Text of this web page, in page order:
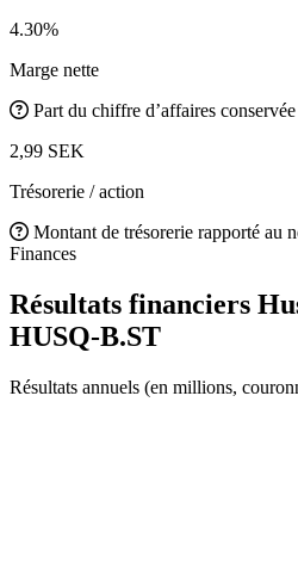
4.30%
Marge nette
Part du chiffre d’affaires
2,99 SEK
Trésorerie / action
Montant de trésorerie rapporté au
Finances
Résultats financiers
HUSQ-B.ST
Résultats annuels (en millions,